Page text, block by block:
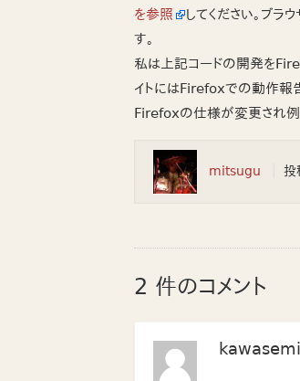
を参照
してください。ブ
す。
私は上記コードの開発を
イトにはFirefoxでの動作報告
Firefoxの仕様が変更され例
mitsugu 投
2 件のコメント
kawasemi